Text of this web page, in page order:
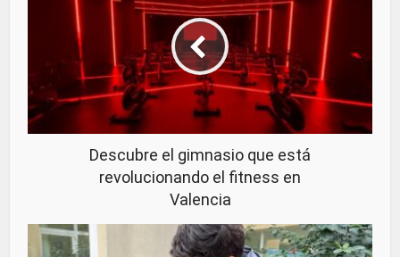
Descubre el gimnasio que está
revolucionando el fitness en
Valencia